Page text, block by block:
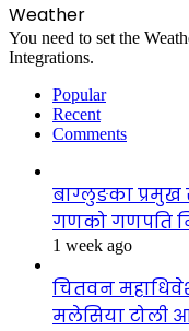
Weather
You need to set the
Integrations.
Popular
Recent
Comments
बाग्लुङका प्रमुख
गणको गणपति
1 week ago
चितवन
मलेसिया टोली